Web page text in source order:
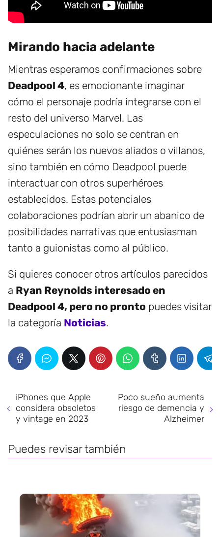
Mirando hacia adelante
Mientras esperamos confirmaciones sobre
Deadpool 4, es emocionante imaginar
cómo el personaje podría integrarse con el
resto del universo Marvel. Las
especulaciones no solo se centran en
quiénes serán los nuevos aliados o villanos,
sino también en cómo Deadpool puede
interactuar con otros superhéroes
establecidos. Estas potenciales
colaboraciones podrían abrir un abanico de
posibilidades narrativas que entusiasman
tanto a guionistas como al público.
Si quieres conocer otros artículos parecidos
a Ryan Reynolds interesado en
Deadpool 4, pero no pronto puedes visitar
la categoría Noticias.
iPhones que Apple
considera obsoletos
y vintage en 2023
Poco sueño aumenta
riesgo de demencia y
Alzheimer
Puedes revisar también